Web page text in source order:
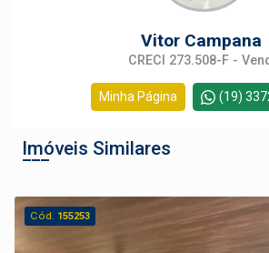
Vitor Campana
CRECI 273.508-F -
Minha Página (19)
Imóveis Similares
Cód. 155253